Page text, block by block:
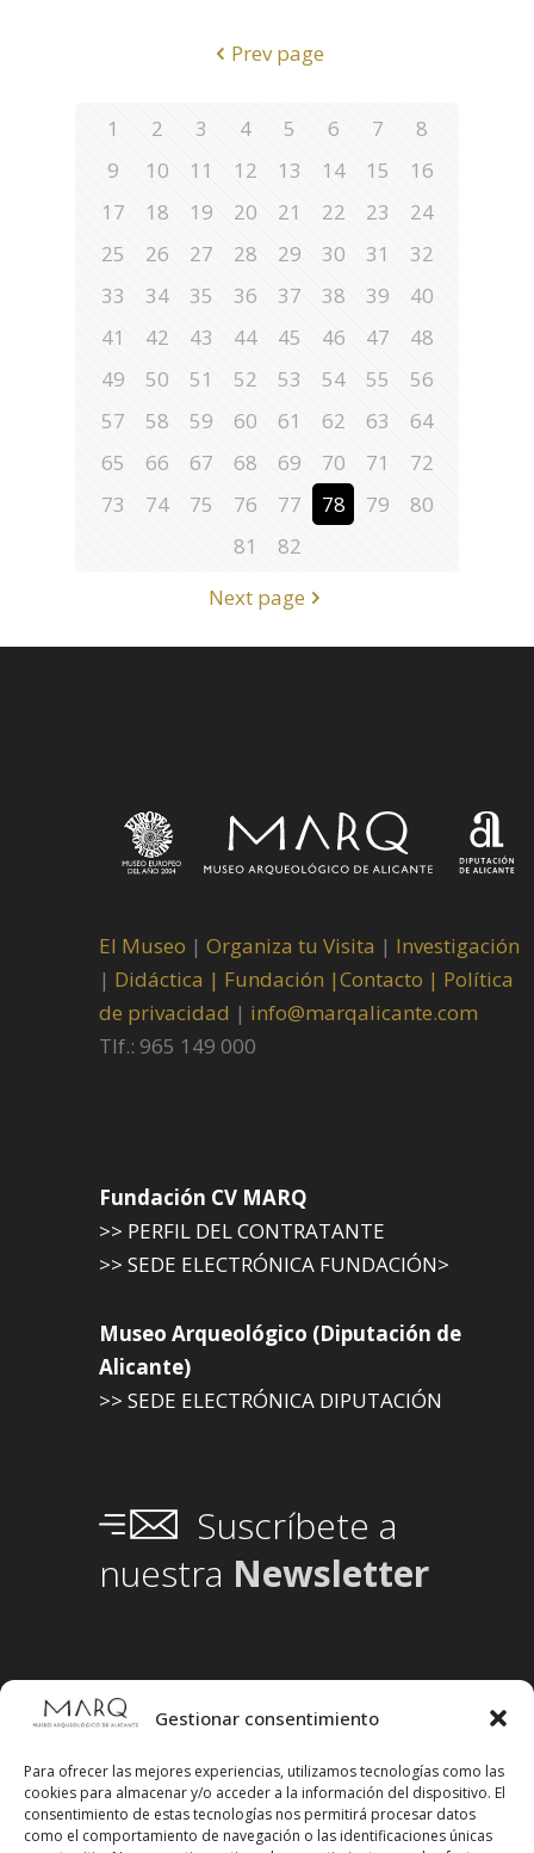
Gestionar consentimiento
Para ofrecer las mejores experiencias, utilizamos tecnologías como las
cookies para almacenar y/o acceder a la información del dispositivo. El
consentimiento de estas tecnologías nos permitirá procesar datos
como el comportamiento de navegación o las identificaciones únicas
Prev page
1 2 3 4 5 6 7
8
9
10 11 12 13 14 15
16
17
18 19 20 21 22 23
24
25
26 27 28 29 30 31
32
33
34 35 36 37 38 39
40
41
42 43 44 45 46 47
48
49
50 51 52 53 54 55
56
57
58 59 60 61 62 63
64
65
66 67 68 69 70 71
72
73
74 75 76 77 78 79
80
81
82
Next page
El Museo | Organiza tu Visita | Investigación
| Didáctica | Fundación |Contacto | Política
de privacidad | info@marqalicante.com
Tlf.: 965 149 000
Fundación CV MARQ
>> PERFIL DEL CONTRATANTE
>> SEDE ELECTRÓNICA FUNDACIÓN>
Museo Arqueológico (Diputación de
Alicante)
>> SEDE ELECTRÓNICA DIPUTACIÓN
Suscríbete a
nuestra Newsletter